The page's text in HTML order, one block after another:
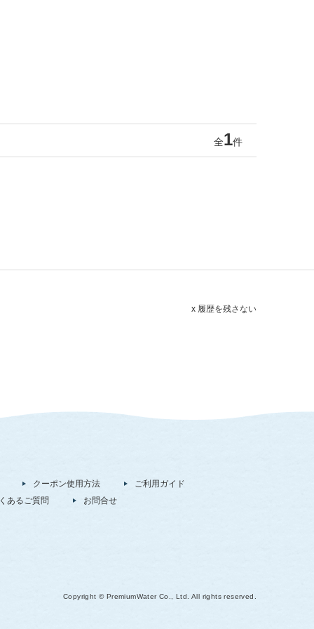
全1件
x 履歴を残さない
クーポン使用方法
ご利用ガイド
あるご質問 お問合せ
Copyright © PremiumWater Co., Ltd. All rights reserved.